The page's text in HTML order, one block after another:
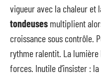
vigueur avec la chaleur et
tondeuses multiplient
croissance sous contrôle.
rythme ralentit. La lumière
forces. Inutile d’insister :